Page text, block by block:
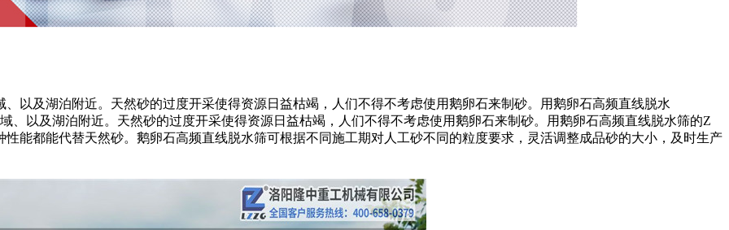
以及湖泊附近。天然砂的过度开采使得资源日益枯竭，人们不得不考虑使用鹅卵石来制砂。用鹅卵石高频直线脱水
以及湖泊附近。天然砂的过度开采使得资源日益枯竭，人们不得不考虑使用鹅卵石来制砂。用鹅卵石高频直线脱水筛的Z
能都能代替天然砂。鹅卵石高频直线脱水筛可根据不同施工期对人工砂不同的粒度要求，灵活调整成品砂的大小，及 时生产